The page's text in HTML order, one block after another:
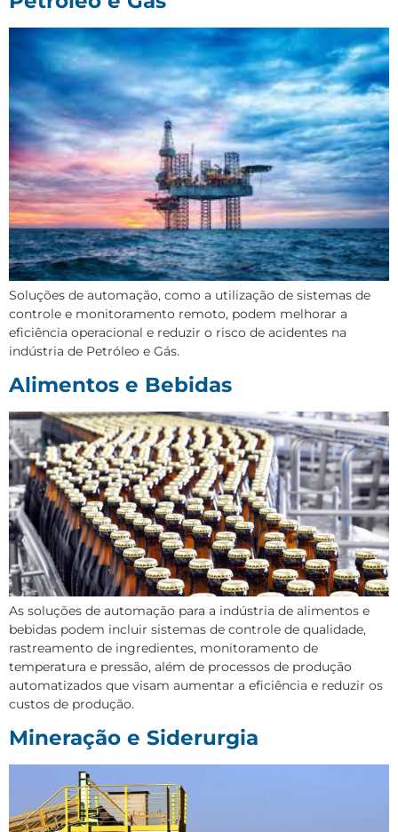
Soluções de automação, como a utilização de sistemas de
controle e monitoramento remoto, podem melhorar a
eficiência operacional e reduzir o risco de acidentes na
indústria de Petróleo e Gás.
Alimentos e Bebidas
As soluções de automação para a indústria de alimentos e
bebidas podem incluir sistemas de controle de qualidade,
rastreamento de ingredientes, monitoramento de
temperatura e pressão, além de processos de produção
automatizados que visam aumentar a eficiência e reduzir os
custos de produção.
Mineração e Siderurgia